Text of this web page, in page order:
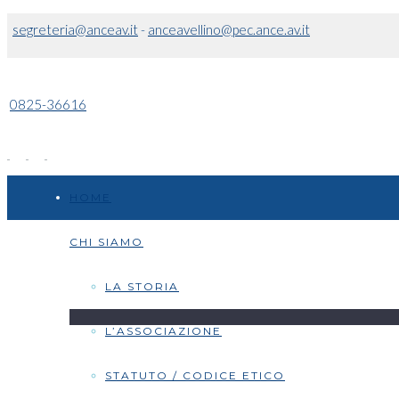
segreteria@anceav.it- anceavellino@pec.ance.av.it
0825-36616
CHI SIAMO
LA STORIA
L’ASSOCIAZIONE
STATUTO / CODICE ETICO